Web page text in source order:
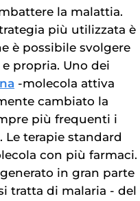
la malattia.
più utilizzata è
è possibile svolgere
propria. Uno dei
-molecola attiva
cambiato la
più frequenti i
Le terapie standard
con più farmaci.
in gran parte
tratta di malaria - del